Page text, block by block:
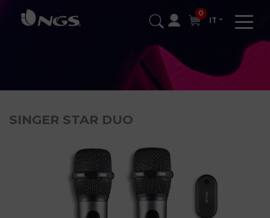
0
IT
SINGER STAR DUO